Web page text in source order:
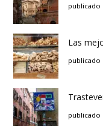
publicado
Las
publicado
publicado